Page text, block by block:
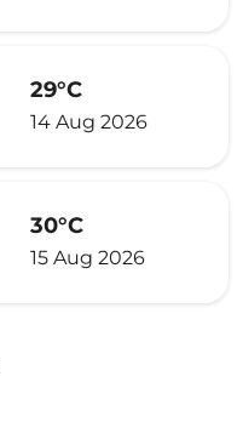
29°C
14 Aug 2026
30°C
15 Aug 2026